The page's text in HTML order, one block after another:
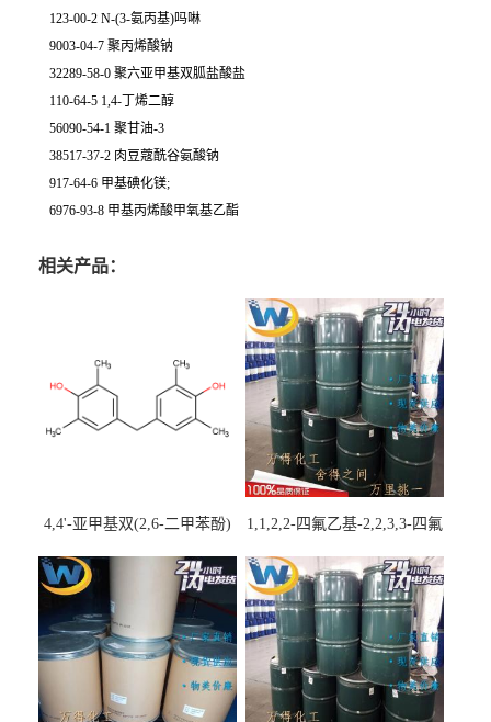
123-00-2 N-(3-氨丙基)吗啉
9003-04-7 聚丙烯酸钠
32289-58-0 聚六亚甲基双胍盐酸盐
110-64-5 1,4-丁烯二醇
56090-54-1 聚甘油-3
38517-37-2 肉豆蔻酰谷氨酸钠
917-64-6 甲基碘化镁;
6976-93-8 甲基丙烯酸甲氧基乙酯
相关产品：
4,4'-亚甲基双(2,6-二甲苯酚)
1,1,2,2-四氟乙基-2,2,3,3-四氟